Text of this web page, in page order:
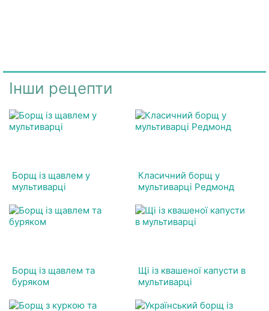
Інши рецепти
Борщ із щавлем у
мультиварці
Класичний борщ у
мультиварці Редмонд
Борщ із щавлем та
буряком
Щі із квашеної капусти в
мультиварці